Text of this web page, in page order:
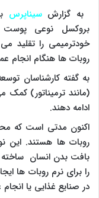
به گزارشسیناپرس
بروکسل نوعی
خودترمیمی را تقلید
روبات ها هنگام انجام
به گفته کارشناسان
(مانند ترمیناتور) کمک
ادامه دهند.
روبات ها هستند. این
بافت بدن انسان
را برای نرم روبات ها
در صنایع غذایی یا